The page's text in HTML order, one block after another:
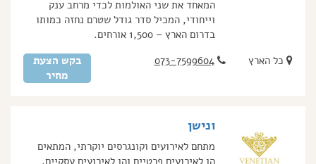
המאחד את שני האולמות לכדי מרחב ענק
וייחודי, המכיל סדר גודל שטרם נחזה כמותו
בדרום הארץ – 1,500 אורחים.
כל הארץ
073-7599604
בקש הצעת
מחיר
ונישן
מתחם לאירועים וקונגרסים יוקרתי, המתאים
הן לאירועים פרטיים והן לאירועים עסקיים,